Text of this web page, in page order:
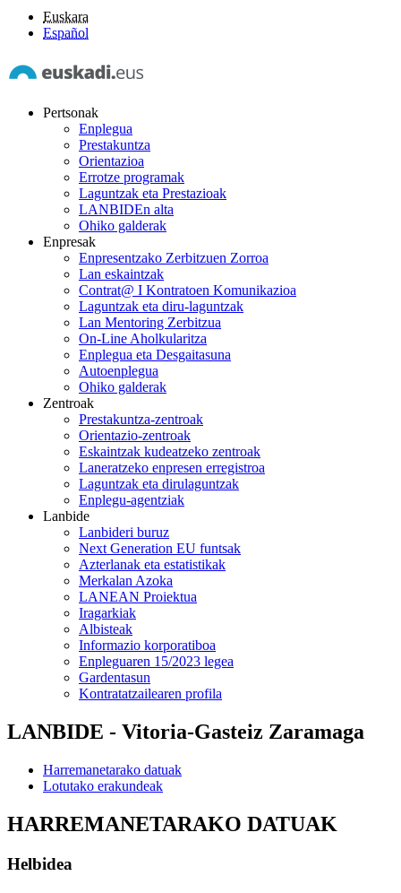
Euskara
Español
Pertsonak
Enplegua
Prestakuntza
Orientazioa
Errotze programak
Laguntzak eta Prestazioak
LANBIDEn alta
Ohiko galderak
Enpresak
Enpresentzako Zerbitzuen Zorroa
Lan eskaintzak
Contrat@ I Kontratoen Komunikazioa
Laguntzak eta diru-laguntzak
Lan Mentoring Zerbitzua
On-Line Aholkularitza
Enplegua eta Desgaitasuna
Autoenplegua
Ohiko galderak
Zentroak
Prestakuntza-zentroak
Orientazio-zentroak
Eskaintzak kudeatzeko zentroak
Laneratzeko enpresen erregistroa
Laguntzak eta dirulaguntzak
Enplegu-agentziak
Lanbide
Lanbideri buruz
Next Generation EU funtsak
Azterlanak eta estatistikak
Merkalan Azoka
LANEAN Proiektua
Iragarkiak
Albisteak
Informazio korporatiboa
Enpleguaren 15/2023 legea
Gardentasun
Kontratatzailearen profila
LANBIDE - Vitoria-Gasteiz Zaramaga
Harremanetarako datuak
Lotutako erakundeak
HARREMANETARAKO DATUAK
Helbidea